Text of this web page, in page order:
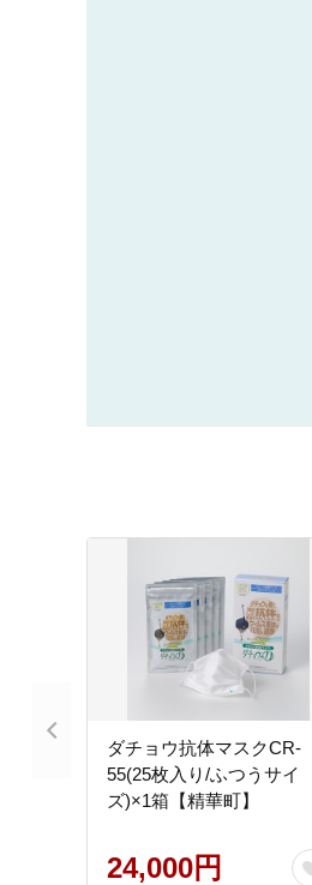
ダチョウ抗体マスクCR-
55(25枚入り/ふつうサイ
ズ)×1箱【精華町】
24,000円